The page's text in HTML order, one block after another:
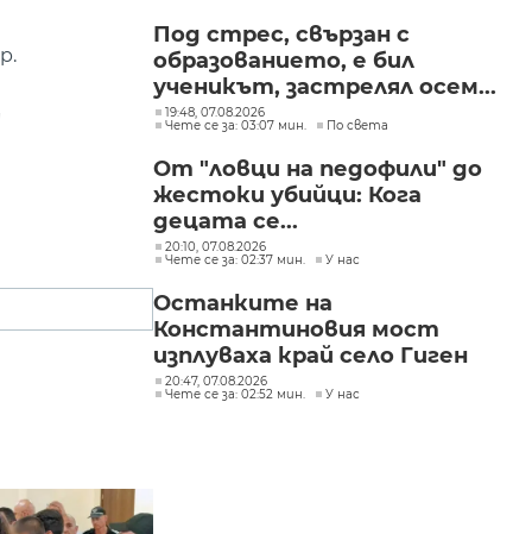
Под стрес, свързан с
образованието, е бил
ученикът, застрелял осем...
19:48, 07.08.2026
Чете се за: 03:07 мин.
По света
От "ловци на педофили" до
жестоки убийци: Кога
децата се...
20:10, 07.08.2026
Чете се за: 02:37 мин.
У нас
Останките на
Константиновия мост
изплуваха край село Гиген
20:47, 07.08.2026
Чете се за: 02:52 мин.
У нас